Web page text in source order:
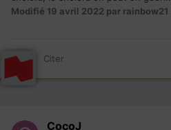
Modifié 19 avril 2022 par rainbow21
Citer
CocoJ